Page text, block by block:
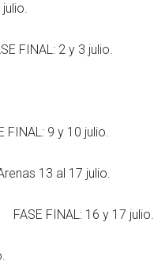
FINAL: 2 y 3 julio.
FINAL: 9 y 10 julio.
13 al 17 julio.
FASE FINAL: 16 y 17 julio.